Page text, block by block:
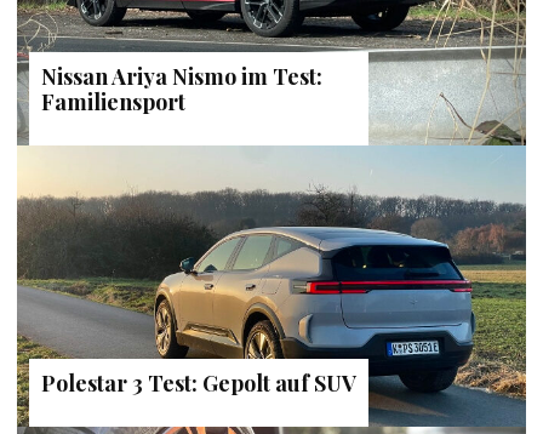
Nissan Ariya Nismo im Test:
Familiensport
Polestar 3 Test: Gepolt auf SUV